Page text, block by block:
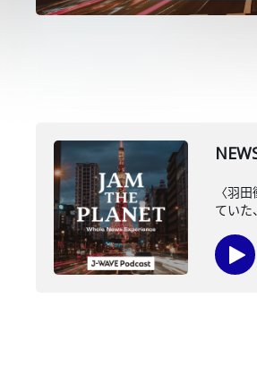
〈羽
ていた